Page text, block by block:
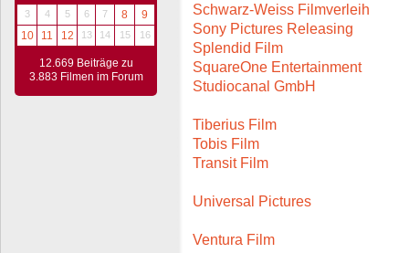
3
4 5 6 7 8
9
10
11 12 13 14 15 16
12.669 Beiträge zu
3.883 Filmen im Forum
Schwarz-Weiss Filmverleih
Sony Pictures Releasing
Splendid Film
SquareOne Entertainment
Studiocanal GmbH
Tiberius Film
Tobis Film
Transit Film
Universal Pictures
Ventura Film